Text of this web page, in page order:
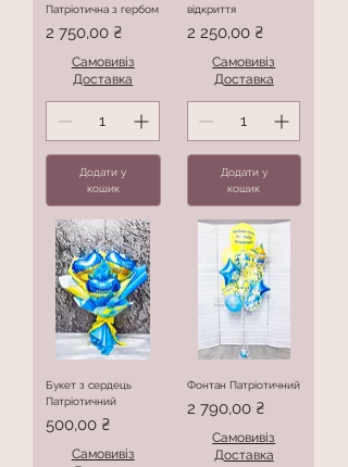
Патріотична з гербом
Ціна
2 750,00 ₴
Самовивіз
Доставка
Додати у
кошик
відкриття
Ціна
2 250,00 ₴
Самовивіз
Доставка
Додати у
кошик
Букет з сердець
Патріотичний
Ціна
500,00 ₴
Самовивіз
Фонтан Патріотичний
Ціна
2 790,00 ₴
Самовивіз
Доставка